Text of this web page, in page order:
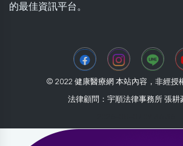
的最佳資訊平台。
© 2022 健康醫療網 本站內容，非經授
法律顧問：宇順法律事務所 張耕